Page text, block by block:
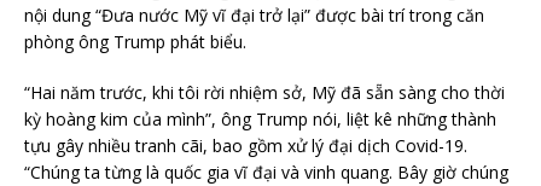
nội dung “Đưa nước Mỹ vĩ đại trở lại” được bài trí trong căn
phòng ông Trump phát biểu.
“Hai năm trước, khi tôi rời nhiệm sở, Mỹ đã sẵn sàng cho thời
kỳ hoàng kim của mình”, ông Trump nói, liệt kê những thành
tựu gây nhiều tranh cãi, bao gồm xử lý đại dịch Covid-19.
“Chúng ta từng là quốc gia vĩ đại và vinh quang. Bây giờ chúng